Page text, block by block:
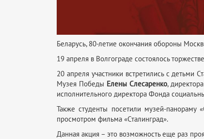
Беларусь, 80-летие окончания обороны
19 апреля в Волгограде состоялось
20 апреля участники встретились с детьми
Музея Победы Елены Слесаренко,
исполнительного директора Фонда
Также студенты посетили музей-панораму
просмотром фильма «Сталинград».
Данная акция – это возможность еще раз